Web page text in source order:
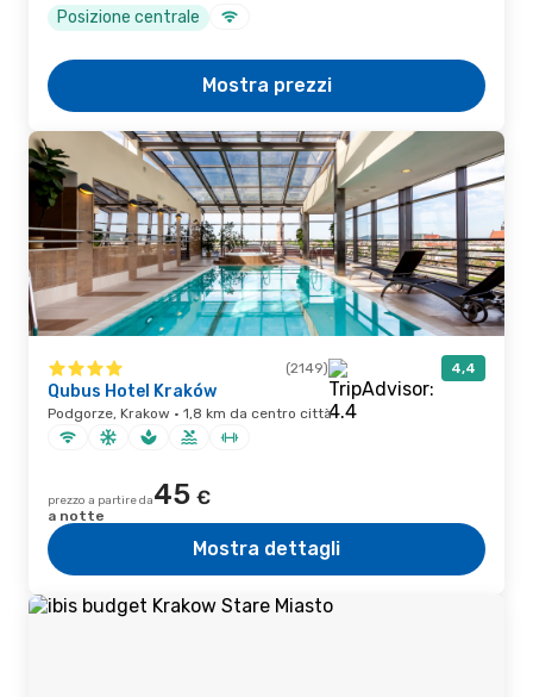
Posizione centrale
Mostra prezzi
(2149) 4,4
Qubus Hotel Kraków
Podgorze, Krakow · 1,8 km da centro città
prezzo a partire da45 €
a notte
Mostra dettagli